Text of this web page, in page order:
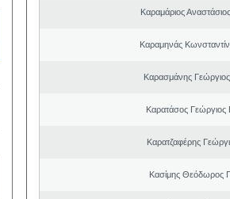
Καραμάριος
Καραμηνάς
Καρασμάνης
Καρατάσος Γεώργιος
Καρατζαφέρης
Κασίμης Θεόδωρος